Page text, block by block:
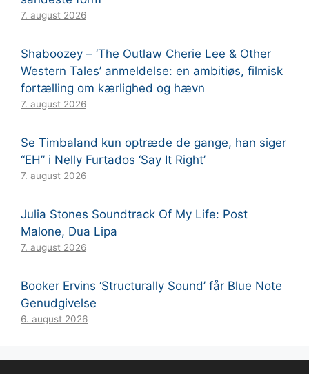
7. august 2026
Shaboozey – ‘The Outlaw Cherie Lee & Other
Western Tales’ anmeldelse: en ambitiøs, filmisk
fortælling om kærlighed og hævn
7. august 2026
Se Timbaland kun optræde de gange, han siger
“EH” i Nelly Furtados ‘Say It Right’
7. august 2026
Julia Stones Soundtrack Of My Life: Post
Malone, Dua Lipa
7. august 2026
Booker Ervins ‘Structurally Sound’ får Blue Note
Genudgivelse
6. august 2026